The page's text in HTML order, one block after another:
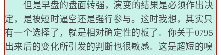
但是早盘的盘面转强，演变的结果是必须作出决
定，是被短时逼空还是强行参与。这时我想，其实只
有一个选择了，就是相对确定性的板了。你关于0795
出来后的变化所引发的判断也很敏感。这是超短的嗅